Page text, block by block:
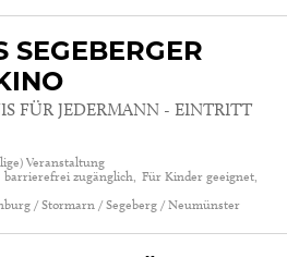
SEGEBERGER
FÜR JEDERMANN - EINTRITT
Veranstaltung
barrierefrei zugänglich, Für Kinder geeignet,
/ Stormarn / Segeberg / Neumünster